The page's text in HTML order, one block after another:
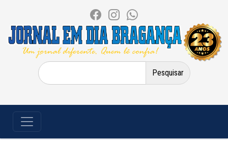
Pesquisar
por: